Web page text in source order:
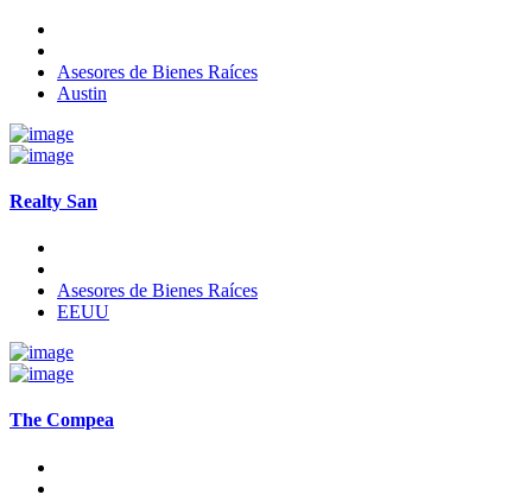
Asesores de Bienes Raíces
Austin
Realty San
Asesores de Bienes Raíces
EEUU
The Compea